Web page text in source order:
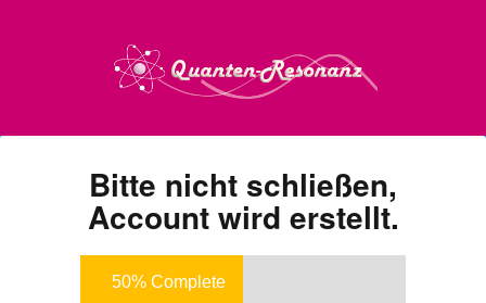
Bitte nicht schließen,
Account wird erstellt.
50% Complete